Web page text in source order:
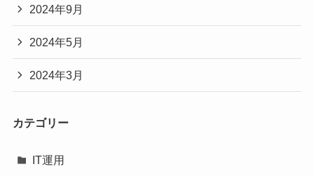
2024年9月
2024年5月
2024年3月
カテゴリー
IT運用